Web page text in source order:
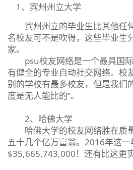
1、宾州州立大学
宾州州立的毕业生比其他任
名校友可不是吹得，这些毕业生
家。
psu校友网络是一个最具国际
有健全的专业自动社交网络。校
别的学校有最多校友，但是我们
度是无人能比的”。
2、哈佛大学
哈佛大学的校友网络胜在质量
五十几个亿万富翁。2016年这
$35,665,743,000！还有比这更